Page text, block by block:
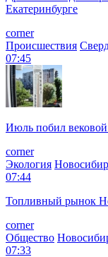
Екатеринбурге
corner
Происшествия
07:45
Июль побил
corner
Экология
07:44
Топливный рынок
corner
Общество
07:33